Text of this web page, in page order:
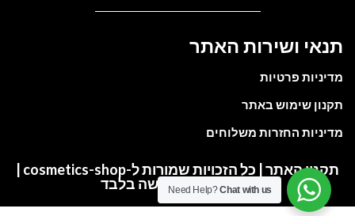
תנאי ושירות האתר
מדיניות פרטיות
תקנון שימוש באתר
מדיניות החזרות משלוחים
התמונות להמחשה בלבד
Need Help?Chat with us